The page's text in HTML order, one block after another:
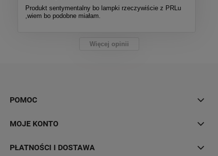
Produkt sentymentalny bo lampki rzeczywiście z PRLu
,wiem bo podobne miałam.
Więcej opinii
POMOC
MOJE KONTO
PŁATNOŚCI I DOSTAWA